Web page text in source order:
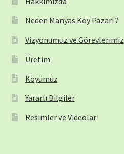
Neden Manyas Köy Pazarı ?
Vizyonumuz ve Görevlerimiz
Üretim
Köyümüz
Yararlı Bilgiler
Resimler ve Videolar